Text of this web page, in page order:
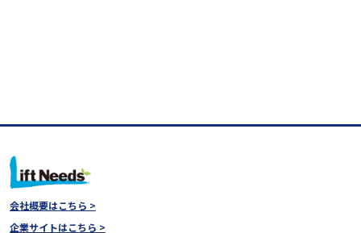
充電コード・ケーブル
精製水・関連用品
フォーク・サヤフォーク製作
会社概要はこちら >
企業サイトはこちら >